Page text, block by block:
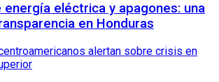
energía eléctrica y apagones: una
en Honduras